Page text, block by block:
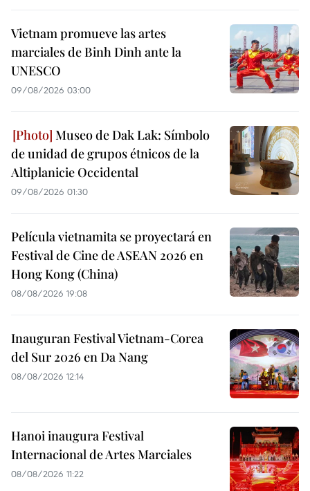
Vietnam promueve las artes
marciales de Binh Dinh ante la
UNESCO
09/08/2026 03:00
Museo de Dak Lak: Símbolo
de unidad de grupos étnicos de la
Altiplanicie Occidental
09/08/2026 01:30
Película vietnamita se proyectará en
Festival de Cine de ASEAN 2026 en
Hong Kong (China)
08/08/2026 19:08
Inauguran Festival Vietnam-Corea
del Sur 2026 en Da Nang
08/08/2026 12:14
Hanoi inaugura Festival
Internacional de Artes Marciales
08/08/2026 11:22